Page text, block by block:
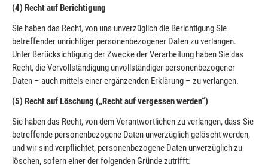
(4) Recht auf Berichtigung
Sie haben das Recht, von uns unverzüglich die Berichtigung Sie
betreffender unrichtiger personenbezogener Daten zu verlangen.
Unter Berücksichtigung der Zwecke der Verarbeitung haben Sie das
Recht, die Vervollständigung unvollständiger personenbezogener
Daten – auch mittels einer ergänzenden Erklärung – zu verlangen.
(5) Recht auf Löschung („Recht auf vergessen werden“)
Sie haben das Recht, von dem Verantwortlichen zu verlangen, dass Sie
betreffende personenbezogene Daten unverzüglich gelöscht werden,
und wir sind verpflichtet, personenbezogene Daten unverzüglich zu
löschen, sofern einer der folgenden Gründe zutrifft: